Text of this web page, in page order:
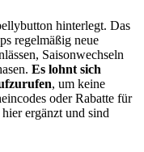
hinterlegt. Das
regelmäßig neue
Saisonwechseln
Es lohnt sich
, um keine
oder Rabatte für
ergänzt und sind